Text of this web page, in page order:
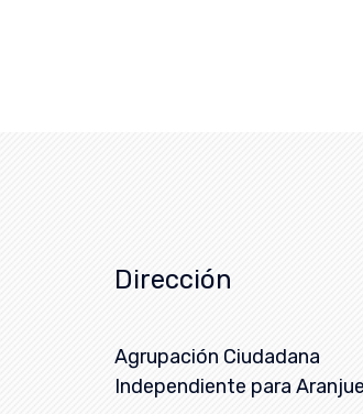
Dirección
Agrupación Ciudadana
Independiente para